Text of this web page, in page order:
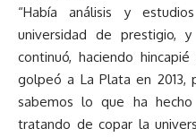
“Había análisis y
universidad de prestigio,
continuó, haciendo
golpeó a La Plata en 2013,
sabemos lo que ha
tratando de copar la